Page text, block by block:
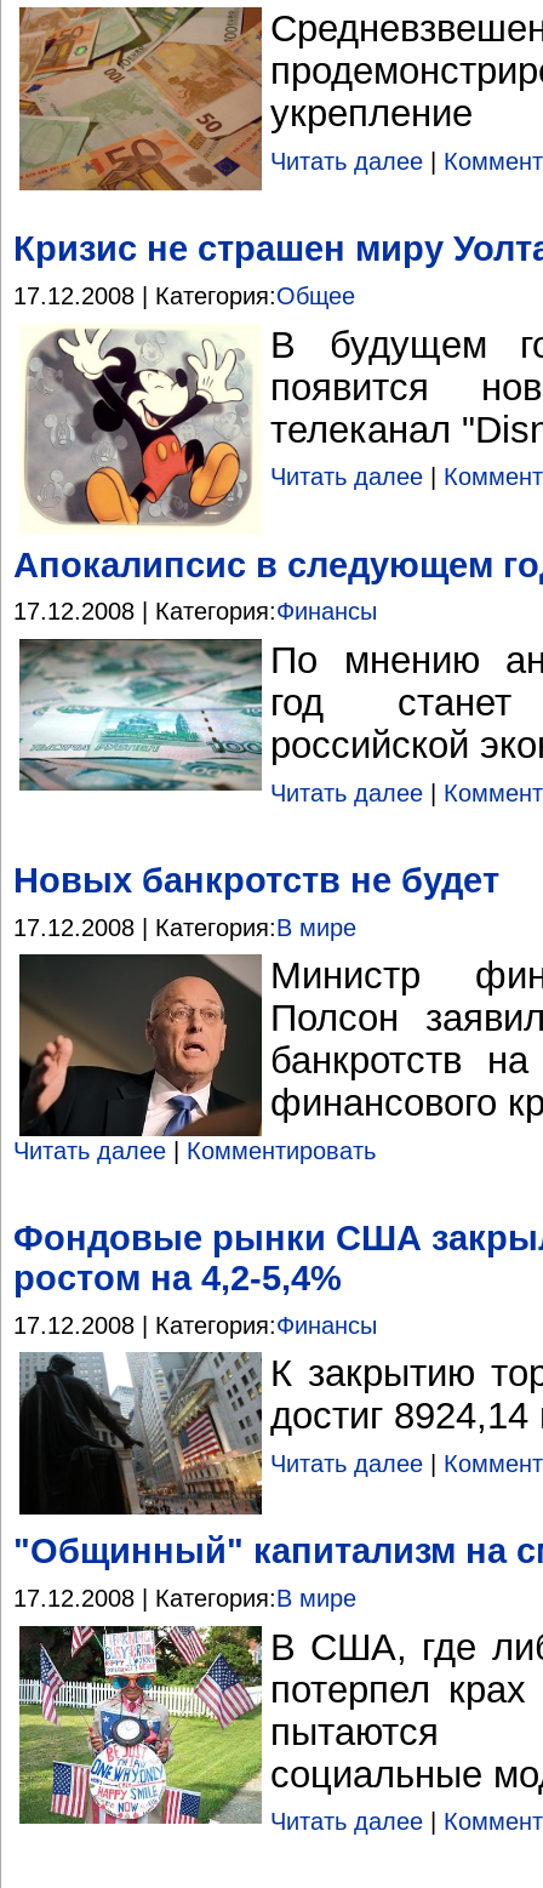
укрепление
Читать далее
Кризис не страшен миру
17.12.2008 | Категория:Общее
В будущем
появится
телеканал
Читать далее
Апокалипсис в следующем
17.12.2008 | Категория:Финансы
По мнению
год
российской
Читать далее |
Новых банкротств не будет
17.12.2008 | Категория:В мире
Министр
Полсон
банкротств
финансового
Читать далее Комментировать
Фондовые рынки США
ростом на 4,2-5,4%
17.12.2008 | Категория:Финансы
К закрытию
достиг 8924,14
Читать далее
"Общинный" капитализм на
17.12.2008 | Категория:В мире
В США, где
потерпел
пытаются
социальные
Читать далее